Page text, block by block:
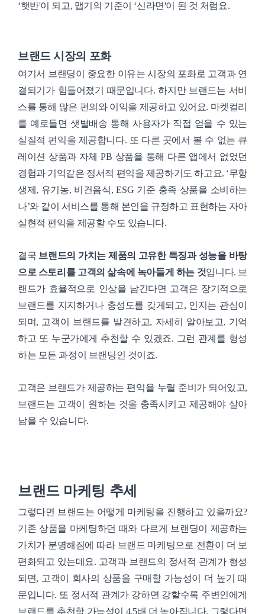
‘햇반'이 되고, 맵기의 기준이 ‘신라면'이 된 것 처럼요.
브랜드 시장의 포화
여기서 브랜딩이 중요한 이유는 시장의 포화로 고객과 연
결되기가 힘들어졌기 때문입니다. 하지만 브랜드는 서비
스를 통해 많은 편의와 이익을 제공하고 있어요. 마켓컬리
를 예로들면 샛별배송 통해 사용자가 직접 얻을 수 있는
실질적 편익을 제공합니다. 또 다른 곳에서 볼 수 없는 큐
레이션 상품과 자체 PB 상품을 통해 다른 앱에서 없었던
경험과 기억같은 정서적 편익을 제공하기도 하고요. ‘무항
생제, 유기농, 비건음식, ESG 기준 충족 상품을 소비하는
나’와 같이 서비스를 통해 본인을 규정하고 표현하는 자아
실현적 편익을 제공할 수도 있습니다.
결국 브랜드의 가치는 제품의 고유한 특징과 성능을 바탕
으로 스토리를 고객의 삶속에 녹아들게 하는 것입니다. 브
랜드가 효율적으로 인상을 남긴다면 고객은 장기적으로
브랜드를 지지하거나 충성도를 갖게되고, 인지는 관심이
되며, 고객이 브랜드를 발견하고, 자세히 알아보고, 기억
하고 또 누군가에게 추천할 수 있겠죠. 그런 관계를 형성
하는 모든 과정이 브랜딩인 것이죠.
고객은 브랜드가 제공하는 편익을 누릴 준비가 되어있고,
브랜드는 고객이 원하는 것을 충족시키고 제공해야 살아
남을 수 있습니다.
브랜드 마케팅 추세
그렇다면 브랜드는 어떻게 마케팅을 진행하고 있을까요?
기존 상품을 마케팅하던 때와 다르게 브랜딩이 제공하는
가치가 분명해짐에 따라 브랜드 마케팅으로 전환이 더 보
편화되고 있는데요. 고객과 브랜드의 정서적 관계가 형성
되면, 고객이 회사의 상품을 구매할 가능성이 더 높기 때
문입니다. 또 정서적 관계가 강하면 강할수록 주변인에게
브랜드를 추천할 가능성이 4.5배 더 높아집니다. 그렇다면